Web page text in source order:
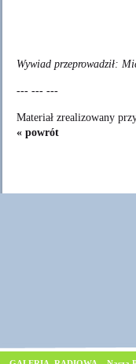
Wywiad przeprowadził:
--- --- ---
Materiał zrealizowany
« powrót